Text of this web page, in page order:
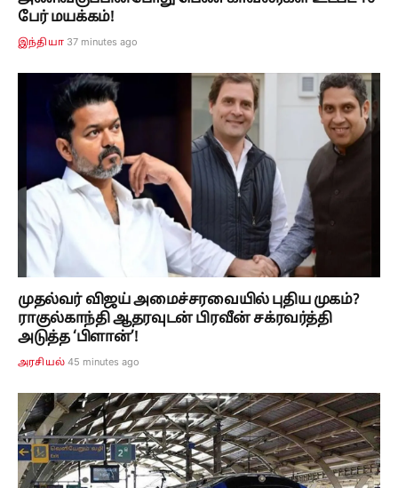
பேர் மயக்கம்!
இந்தியா 37 minutes ago
முதல்வர் விஜய் அமைச்சரவையில் புதிய முகம்?
ராகுல்காந்தி ஆதரவுடன் பிரவீன் சக்ரவர்த்தி
அடுத்த ‘பிளான்’!
அரசியல் 45 minutes ago